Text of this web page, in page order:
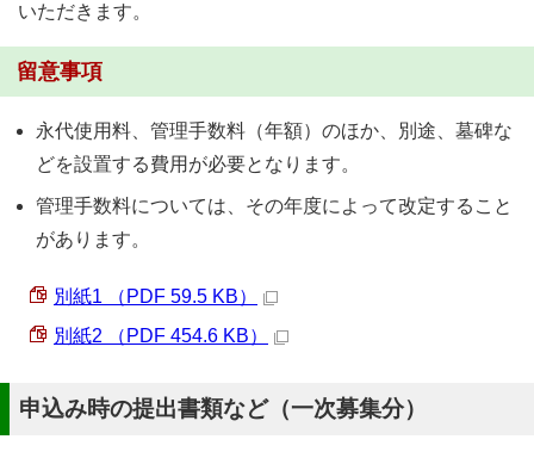
いただきます。
留意事項
永代使用料、管理手数料（年額）のほか、別途、墓碑な
どを設置する費用が必要となります。
管理手数料については、その年度によって改定すること
があります。
別紙1 （PDF 59.5 KB）
別紙2 （PDF 454.6 KB）
申込み時の提出書類など（一次募集分）